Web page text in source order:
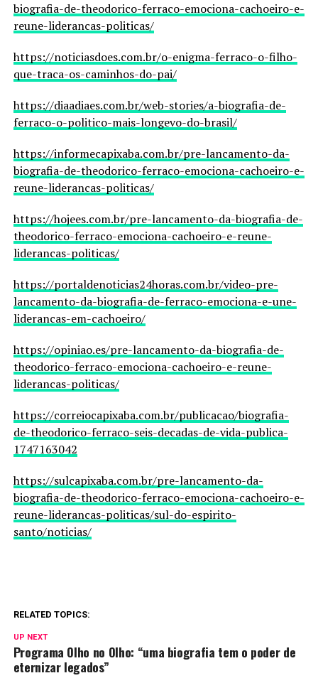
biografia-de-theodorico-ferraco-emociona-cachoeiro-e-
reune-liderancas-politicas/
https://noticiasdoes.com.br/o-enigma-ferraco-o-filho-
que-traca-os-caminhos-do-pai/
https://diaadiaes.com.br/web-stories/a-biografia-de-
ferraco-o-politico-mais-longevo-do-brasil/
https://informecapixaba.com.br/pre-lancamento-da-
biografia-de-theodorico-ferraco-emociona-cachoeiro-e-
reune-liderancas-politicas/
https://hojees.com.br/pre-lancamento-da-biografia-de-
theodorico-ferraco-emociona-cachoeiro-e-reune-
liderancas-politicas/
https://portaldenoticias24horas.com.br/video-pre-
lancamento-da-biografia-de-ferraco-emociona-e-une-
liderancas-em-cachoeiro/
https://opiniao.es/pre-lancamento-da-biografia-de-
theodorico-ferraco-emociona-cachoeiro-e-reune-
liderancas-politicas/
https://correiocapixaba.com.br/publicacao/biografia-
de-theodorico-ferraco-seis-decadas-de-vida-publica-
1747163042
https://sulcapixaba.com.br/pre-lancamento-da-
biografia-de-theodorico-ferraco-emociona-cachoeiro-e-
reune-liderancas-politicas/sul-do-espirito-
santo/noticias/
RELATED TOPICS:
UP NEXT
Programa Olho no Olho: “uma biografia tem o poder de
eternizar legados”